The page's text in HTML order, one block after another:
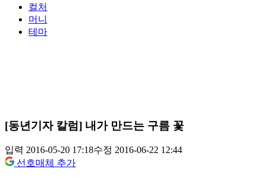
컬처
머니
테마
[동년기자 칼럼] 내가 만드는 구름 꽃
입력 2016-05-20 17:18수정 2016-06-22 12:44
선호매체 추가